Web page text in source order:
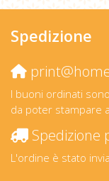
Spedizione
I buoni ordinati
da poter stampare
Spedizione
L'ordine è stato